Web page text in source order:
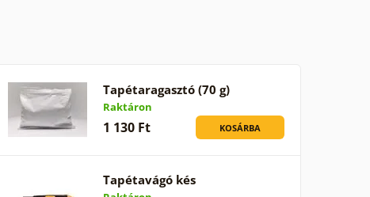
Tapétaragasztó (70 g)
Raktáron
1 130 Ft KOSÁRBA
Tapétavágó kés